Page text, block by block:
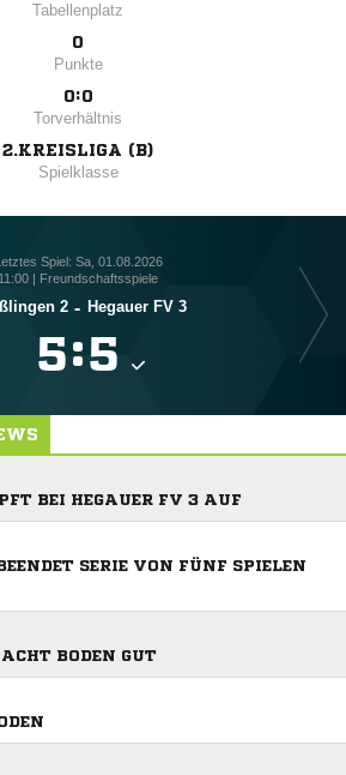
Tabellenplatz
0
Punkte
0:0
Torverhältnis
2.KREISLIGA (B)
Spielklasse
Spiel: Sa, 01.08.2026
11:00 | Freundschaftsspiele
2 - Hegauer FV 3
:
BEI HEGAUER FV 3 AUF
SERIE VON FÜNF SPIELEN
BODEN GUT